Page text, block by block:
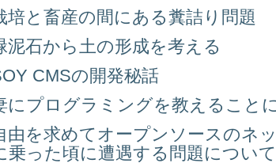
培と畜産の間にある糞詰り問題
泥石から土の形成を考える
CMSの開発秘話
にプログラミングを教えること
由を求めてオープンソースのネ
乗った頃に遭遇する問題について